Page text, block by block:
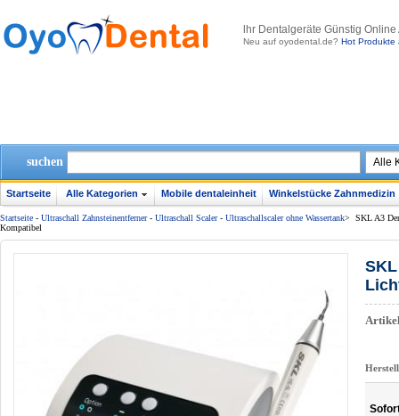
lhr Dentalgeräte Günstig
Neu auf oyodental.de? Hot Produkte
suchen
Startseite Alle Kategorien Mobile dentaleinheit Winkelstücke Zahnmedizin
Startseite - Ultraschall Zahnsteinentferner- Ultraschall Scaler- Ultraschallscaler ohne Wassertank> SKL A3
Kompatibel